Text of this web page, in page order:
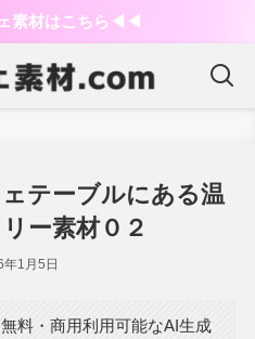
素材はこちら◀︎◀︎
ェテーブルにある温
ー素材０２
1月5日
料・商用利用可能なAI生成